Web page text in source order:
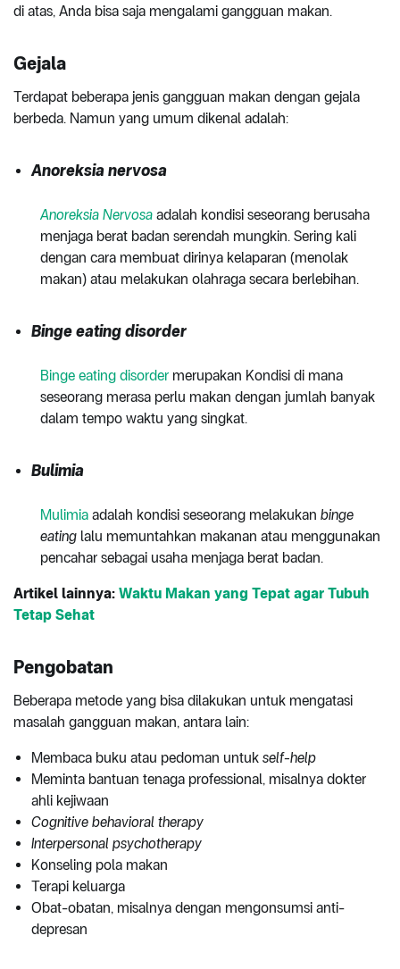
di atas, Anda bisa saja mengalami gangguan makan.
Gejala
Terdapat beberapa jenis gangguan makan dengan gejala
berbeda. Namun yang umum dikenal adalah:
Anoreksia nervosa
Anoreksia Nervosa adalah kondisi seseorang berusaha
menjaga berat badan serendah mungkin. Sering kali
dengan cara membuat dirinya kelaparan (menolak
makan) atau melakukan olahraga secara berlebihan.
Binge eating disorder
Binge eating disorder merupakan Kondisi di mana
seseorang merasa perlu makan dengan jumlah banyak
dalam tempo waktu yang singkat.
Bulimia
Mulimia adalah kondisi seseorang melakukan binge
eating lalu memuntahkan makanan atau menggunakan
pencahar sebagai usaha menjaga berat badan.
Artikel lainnya: Waktu Makan yang Tepat agar Tubuh
Tetap Sehat
Pengobatan
Beberapa metode yang bisa dilakukan untuk mengatasi
masalah gangguan makan, antara lain:
Membaca buku atau pedoman untuk self-help
Meminta bantuan tenaga professional, misalnya dokter
ahli kejiwaan
Cognitive behavioral therapy
Interpersonal psychotherapy
Konseling pola makan
Terapi keluarga
Obat-obatan, misalnya dengan mengonsumsi anti-
depresan